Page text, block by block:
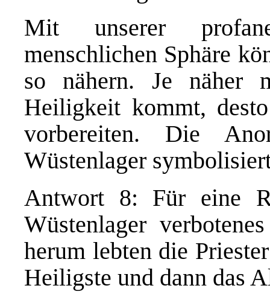
Mit unserer
menschlichen Sphäre
so nähern. Je näher
Heiligkeit kommt,
vorbereiten. Die
Wüstenlager
Antwort 8: Für eine
Wüstenlager
herum lebten die
Heiligste und dann das